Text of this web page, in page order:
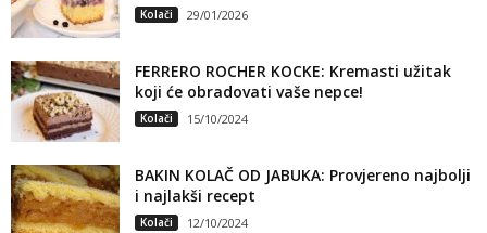
Kolači 29/01/2026
FERRERO ROCHER KOCKE: Kremasti užitak
koji će obradovati vaše nepce!
Kolači 15/10/2024
BAKIN KOLAČ OD JABUKA: Provjereno najbolji
i najlakši recept
Kolači 12/10/2024